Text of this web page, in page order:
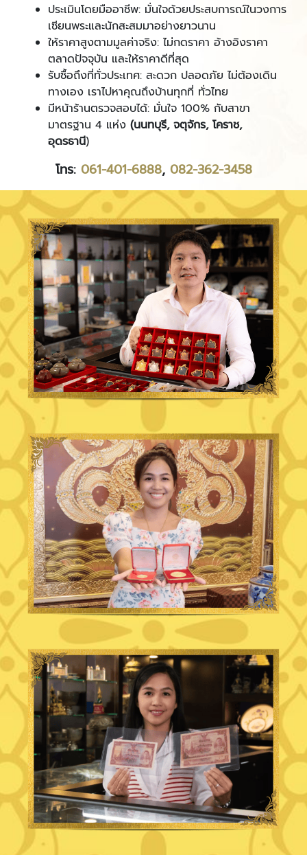
ประเมินโดยมืออาชีพ: มั่นใจด้วยประสบการณ์ในวงการ
เซียนพระและนักสะสมมาอย่างยาวนาน
ให้ราคาสูงตามมูลค่าจริง: ไม่กดราคา อ้างอิงราคา
ตลาดปัจจุบัน และให้ราคาดีที่สุด
รับซื้อถึงที่ทั่วประเทศ: สะดวก ปลอดภัย ไม่ต้องเดิน
ทางเอง เราไปหาคุณถึงบ้านทุกที่ ทั่วไทย
มีหน้าร้านตรวจสอบได้: มั่นใจ 100% กับสาขา
มาตรฐาน 4 แห่ง (นนทบุรี, จตุจักร, โคราช,
อุดรธานี)
โทร: 061-401-6888, 082-362-3458